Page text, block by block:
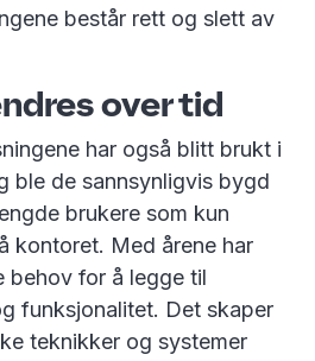
består rett og slett av
over tid
har også blitt brukt i
ble de sannsynligvis bygd
brukere som kun
kontoret. Med årene har
behov for å legge til
funksjonalitet. Det skaper
teknikker og systemer